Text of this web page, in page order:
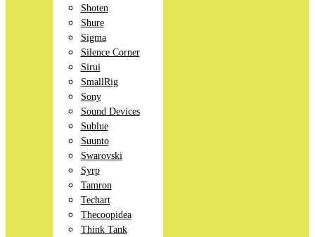
Shoten
Shure
Sigma
Silence Corner
Sirui
SmallRig
Sony
Sound Devices
Sublue
Suunto
Swarovski
Syrp
Tamron
Techart
Thecoopidea
Think Tank